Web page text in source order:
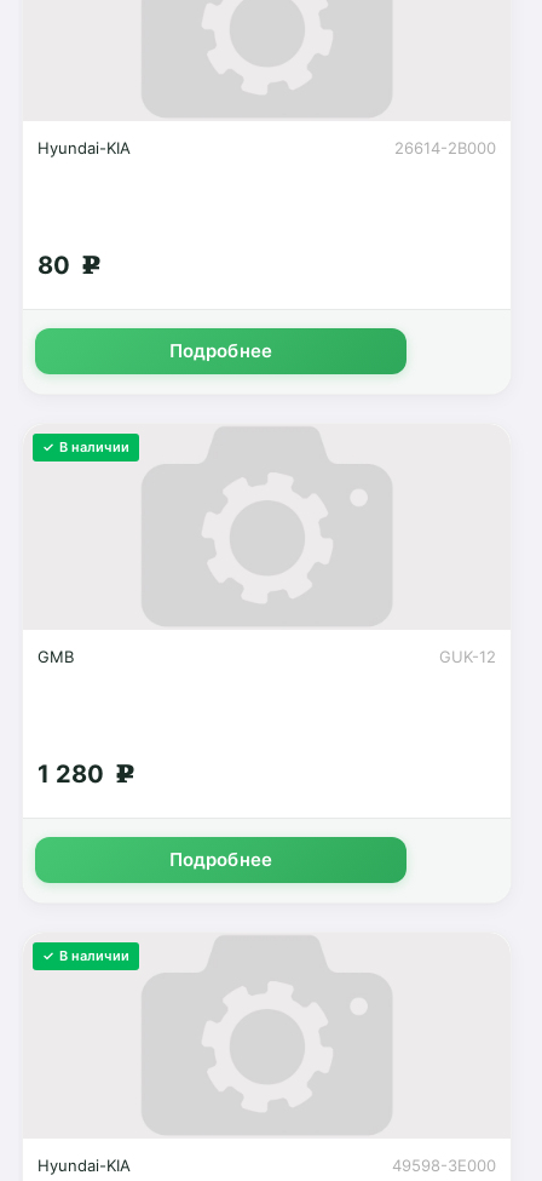
26614-2B000
Hyundai-KIA
80 g
Подробнее
✓ В наличии
GUK-12
GMB
1 280 g
Подробнее
✓ В наличии
49598-3E000
Hyundai-KIA